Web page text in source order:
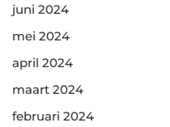
juni 2024
mei 2024
april 2024
maart 2024
februari 2024